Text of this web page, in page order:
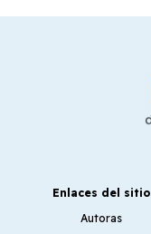
Enlaces del sitio
Autoras